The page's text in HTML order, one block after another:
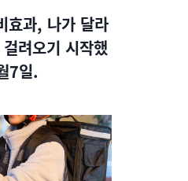
효과, 나가 달라
려오기 시작했
7일.